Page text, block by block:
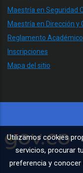
Maestría en Seguridad
Maestría en Dirección y
Reglamento Académico
Inscripciones
Mapa del sitio
Utilizamos cookies
servicios, procurar
preferencia y